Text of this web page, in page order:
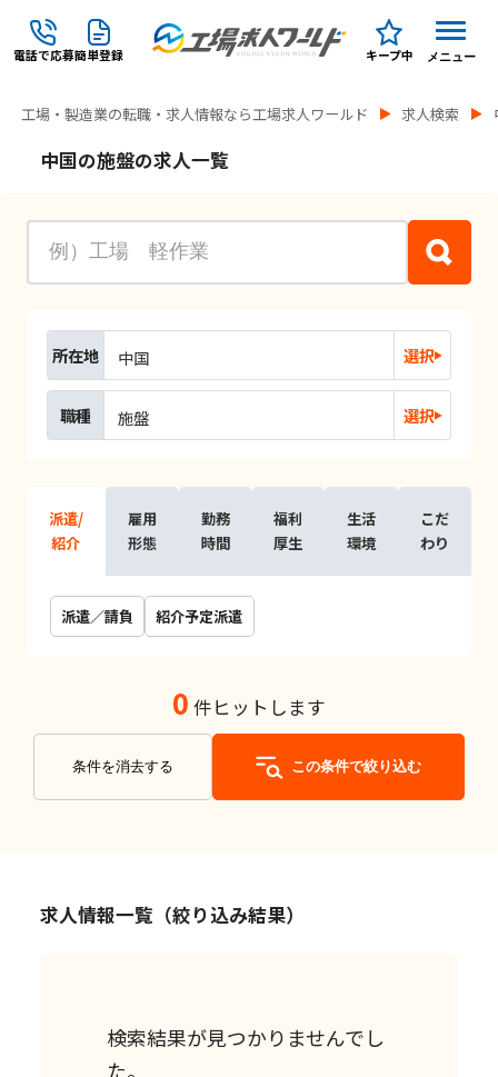
電話で応募簡単登録 キープ中 メニュー
工場・製造業の転職・求人情報なら工場求人ワールド 求人検索
中国の施盤の求人一覧
所在地 中国 選択
職種 施盤 選択
派遣/
紹介
雇用
形態
勤務
時間
福利
厚生
生活
環境
こだ
わり
派遣／請負 紹介予定派遣
0 件ヒットします
条件を消去する この条件で絞り込む
求人情報一覧（絞り込み結果）
検索結果が見つかりませんでし
た。